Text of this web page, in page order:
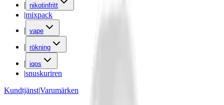
| nikotinfritt
|mixpack
| vape
| rökning
| iqos
|snuskuriren
Kundtjänst|Varumärken